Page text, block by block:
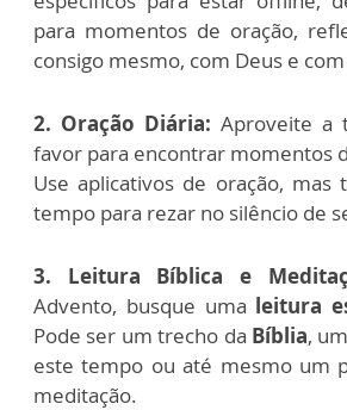
para momentos de oração,
consigo mesmo, com Deus e
2. Oração Diária: Aproveite a
favor para encontrar momentos
Use aplicativos de oração, mas
tempo para rezar no silêncio de
3. Leitura Bíblica e
Advento, busque uma leitura
Pode ser um trecho da Bíblia,
este tempo ou até mesmo um
meditação.